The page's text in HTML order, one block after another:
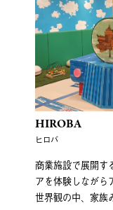
HIROBA
ヒロバ
商業施設で展開す
アを体験しながら
世界観の中、家族